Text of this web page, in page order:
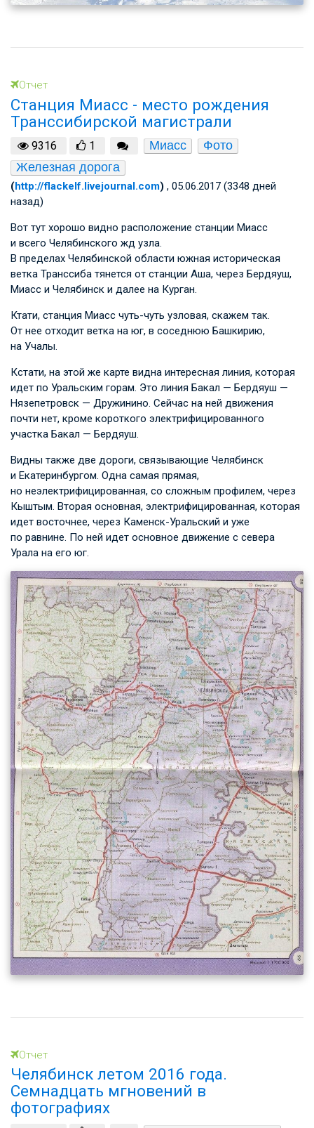
Отчет
Станция Миасс - место рождения
Транссибирской магистрали
9316 1 Миасс
Фото
Железная дорога
(http://flackelf.livejournal.com) , 05.06.2017 (3348 дней
назад)
Вот тут хорошо видно расположение станции Миасс
и всего Челябинского жд узла.
В пределах Челябинской области южная историческая
ветка Транссиба тянется от станции Аша, через Бердяуш,
Миасс и Челябинск и далее на Курган.
Ктати, станция Миасс чуть-чуть узловая, скажем так.
От нее отходит ветка на юг, в соседнюю Башкирию,
на Учалы.
Кстати, на этой же карте видна интересная линия, которая
идет по Уральским горам. Это линия Бакал — Бердяуш —
Нязепетровск — Дружинино. Сейчас на ней движения
почти нет, кроме короткого электрифицированного
участка Бакал — Бердяуш.
Видны также две дороги, связывающие Челябинск
и Екатеринбургом. Одна самая прямая,
но неэлектрифицированная, со сложным профилем, через
Кыштым. Вторая основная, электрифицированная, которая
идет восточнее, через Каменск-Уральский и уже
по равнине. По ней идет основное движение с севера
Урала на его юг.
Отчет
Челябинск летом 2016 года.
Семнадцать мгновений в
фотографиях